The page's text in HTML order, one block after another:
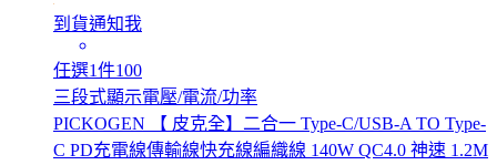
到貨通知我
任選1件100
三段式顯示電壓/電流/功率
PICKOGEN 【 皮克全】二合一 Type-C/USB-A TO Type-
C PD充電線傳輸線快充線編織線 140W QC4.0 神速 1.2M